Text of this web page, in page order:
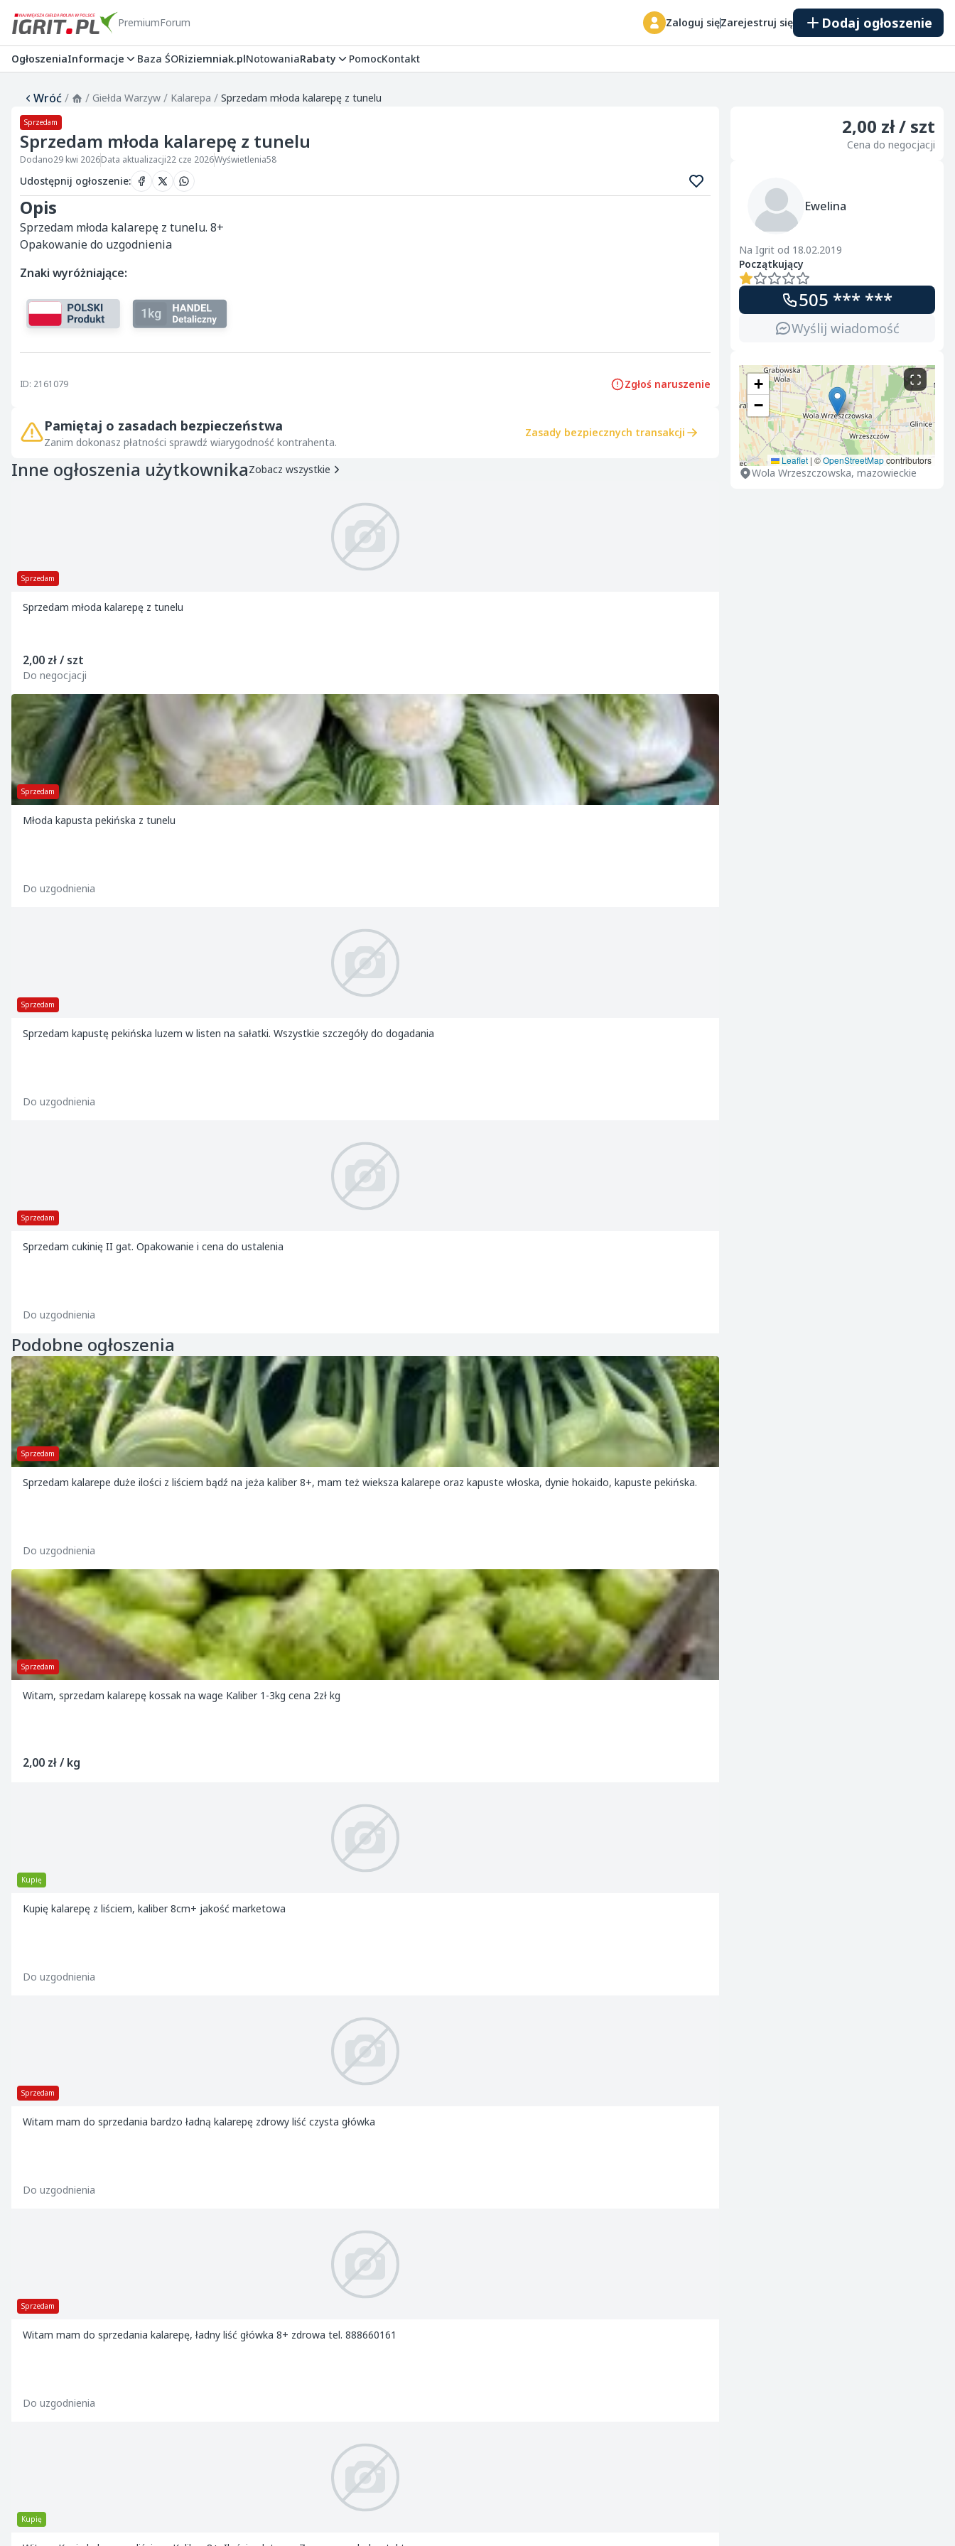
PremiumForum Zaloguj sięZarejestruj się Dodaj ogłoszenie
OgłoszeniaInformacje Baza ŚORiziemniak.plNotowaniaRabaty PomocKontakt
Wróć/ / Giełda Warzyw / Kalarepa / Sprzedam młoda kalarepę z tunelu
Sprzedam
Sprzedam młoda kalarepę z tunelu
Dodano29 kwi 2026Data aktualizacji22 cze 2026Wyświetlenia58
Udostępnij ogłoszenie:
Opis
Sprzedam młoda kalarepę z tunelu. 8+
Opakowanie do uzgodnienia
Znaki wyróżniające:
ID: 2161079 Zgłoś naruszenie
Pamiętaj o zasadach bezpieczeństwa
Zanim dokonasz płatności sprawdź wiarygodność kontrahenta.
Zasady bezpiecznych transakcji
Inne ogłoszenia użytkownikaZobacz wszystkie
Sprzedam
Sprzedam młoda kalarepę z tunelu
2,00 zł / szt
Do negocjacji
Sprzedam
Młoda kapusta pekińska z tunelu
Do uzgodnienia
Sprzedam
Sprzedam kapustę pekińska luzem w listen na sałatki. Wszystkie szczegóły do dogadania
Do uzgodnienia
Sprzedam
Sprzedam cukinię II gat. Opakowanie i cena do ustalenia
Do uzgodnienia
Podobne ogłoszenia
Sprzedam
Sprzedam kalarepe duże ilości z liściem bądź na jeża kaliber 8+, mam też wieksza kalarepe oraz kapuste włoska, dynie hokaido, kapuste pekińska.
Do uzgodnienia
Sprzedam
Witam, sprzedam kalarepę kossak na wage Kaliber 1-3kg cena 2zł kg
2,00 zł / kg
Kupię
Kupię kalarepę z liściem, kaliber 8cm+ jakość marketowa
Do uzgodnienia
Sprzedam
Witam mam do sprzedania bardzo ładną kalarepę zdrowy liść czysta główka
Do uzgodnienia
Sprzedam
Witam mam do sprzedania kalarepę, ładny liść główka 8+ zdrowa tel. 888660161
Do uzgodnienia
Kupię
2,00 zł / szt
Cena do negocjacji
Ewelina
Na Igrit od 18.02.2019
Początkujący
505 *** ***
Wyślij wiadomość
+
−
Leaflet | ©OpenStreetMapcontributors
Wola Wrzeszczowska, mazowieckie